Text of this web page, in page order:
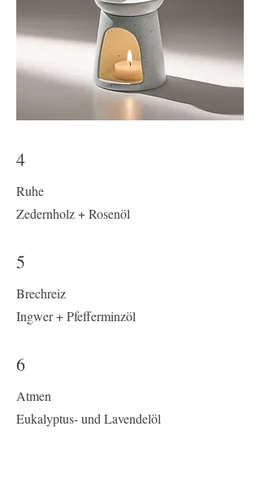
4
Ruhe
Zedernholz + Rosenöl
5
Brechreiz
Ingwer + Pfefferminzöl
6
Atmen
Eukalyptus- und Lavendelöl